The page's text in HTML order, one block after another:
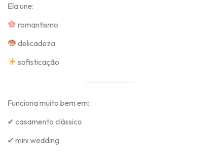
Ela une:
romantismo
delicadeza
sofisticação
Funciona muito bem em:
✔ casamento clássico
✔ mini wedding